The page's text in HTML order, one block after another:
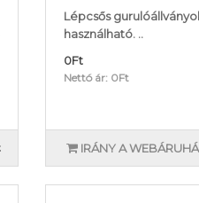
Lépcsős
használható. ..
0Ft
Nettó ár: 0Ft
IRÁNY A